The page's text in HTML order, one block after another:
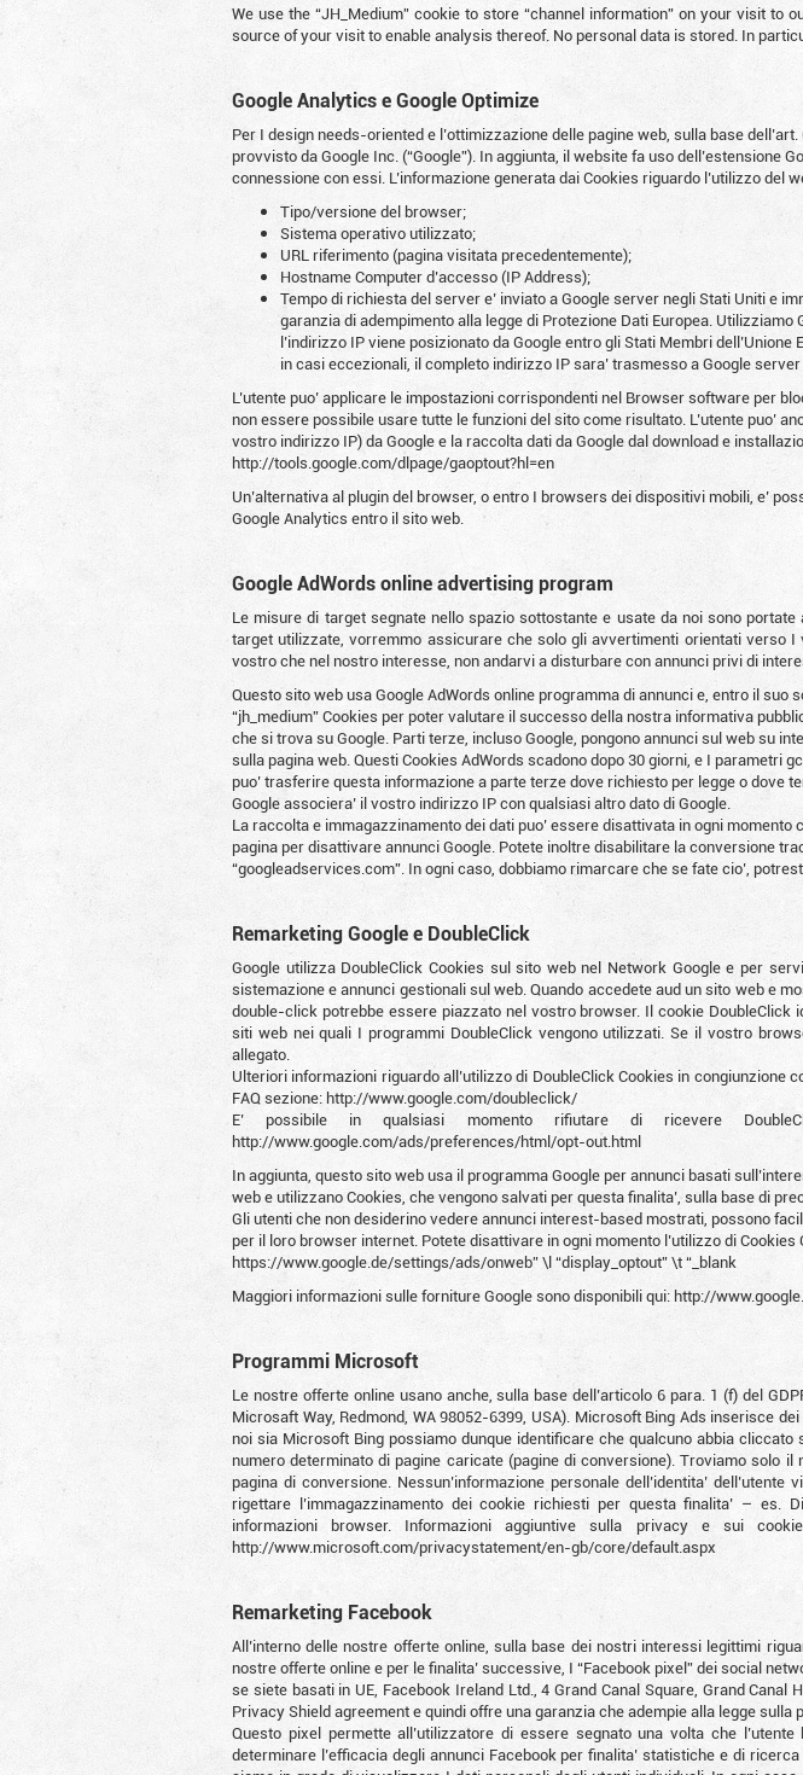
We use the “JH_Medium” cookie to store “channel information” on your visit
source of your visit to enable analysis thereof. No personal data is stored. In
Google Analytics e Google Optimize
Per I design needs-oriented e l’ottimizzazione delle pagine web, sulla base
provvisto da Google Inc. (“Google”). In aggiunta, il website fa uso
connessione con essi. L’informazione generata dai Cookies riguardo l’utilizzo del
Tipo/versione del browser;
Sistema operativo utilizzato;
URL riferimento (pagina visitata precedentemente);
Hostname Computer d’accesso (IP Address);
Tempo di richiesta del server e’ inviato a Google server negli Stati Uniti e
garanzia di adempimento alla legge di Protezione Dati Europea.
l’indirizzo IP viene posizionato da Google entro gli Stati Membri
in casi eccezionali, il completo indirizzo IP sara’ trasmesso a Google server
L’utente puo’ applicare le impostazioni corrispondenti nel Browser software per
non essere possibile usare tutte le funzioni del sito come risultato. L’utente puo’
vostro indirizzo IP) da Google e la raccolta dati da Google dal download e
http://tools.google.com/dlpage/gaoptout?hl=en
Un’alternativa al plugin del browser, o entro I browsers dei dispositivi mobili, e’
Google Analytics entro il sito web.
Google AdWords online advertising program
Le misure di target segnate nello spazio sottostante e usate da noi sono
target utilizzate, vorremmo assicurare che solo gli avvertimenti orientati verso
vostro che nel nostro interesse, non andarvi a disturbare con annunci privi di
Questo sito web usa Google AdWords online programma di annunci e, entro il
“jh_medium” Cookies per poter valutare il successo della nostra informativa
che si trova su Google. Parti terze, incluso Google, pongono annunci sul web su
sulla pagina web. Questi Cookies AdWords scadono dopo 30 giorni, e I parametri
puo’ trasferire questa informazione a parte terze dove richiesto per legge o
Google associera’ il vostro indirizzo IP con qualsiasi altro dato di Google.
La raccolta e immagazzinamento dei dati puo’ essere disattivata in ogni
pagina per disattivare annunci Google. Potete inoltre disabilitare la conversione
“googleadservices.com”. In ogni caso, dobbiamo rimarcare che se fate cio’,
Remarketing Google e DoubleClick
Google utilizza DoubleClick Cookies sul sito web nel Network Google e per
sistemazione e annunci gestionali sul web. Quando accedete aud un sito web e
double-click potrebbe essere piazzato nel vostro browser. Il cookie
siti web nei quali I programmi DoubleClick vengono utilizzati. Se il vostro
allegato.
Ulteriori informazioni riguardo all’utilizzo di DoubleClick Cookies in congiunzione
FAQ sezione: http://www.google.com/doubleclick/
E’ possibile in qualsiasi momento rifiutare di ricevere
http://www.google.com/ads/preferences/html/opt-out.html
In aggiunta, questo sito web usa il programma Google per annunci basati
web e utilizzano Cookies, che vengono salvati per questa finalita’, sulla base di
Gli utenti che non desiderino vedere annunci interest-based mostrati, possono
per il loro browser internet. Potete disattivare in ogni momento l’utilizzo di
https://www.google.de/settings/ads/onweb” \l “display_optout” \t “_blank
Maggiori informazioni sulle forniture Google sono disponibili qui: http://
Programmi Microsoft
Le nostre offerte online usano anche, sulla base dell’articolo 6 para. 1 (f) del
Microsaft Way, Redmond, WA 98052-6399, USA). Microsoft Bing Ads inserisce
noi sia Microsoft Bing possiamo dunque identificare che qualcuno abbia
numero determinato di pagine caricate (pagine di conversione). Troviamo solo
pagina di conversione. Nessun’informazione personale dell’identita’
rigettare l’immagazzinamento dei cookie richiesti per questa finalita’ – es.
informazioni browser. Informazioni aggiuntive sulla privacy e sui
http://www.microsoft.com/privacystatement/en-gb/core/default.aspx
Remarketing Facebook
All’interno delle nostre offerte online, sulla base dei nostri interessi legittimi
nostre offerte online e per le finalita’ successive, I “Facebook pixel” dei social
se siete basati in UE, Facebook Ireland Ltd., 4 Grand Canal Square, Grand
Privacy Shield agreement e quindi offre una garanzia che adempie alla legge sulla
Questo pixel permette all’utilizzatore di essere segnato una volta che
determinare l’efficacia degli annunci Facebook per finalita’ statistiche e di